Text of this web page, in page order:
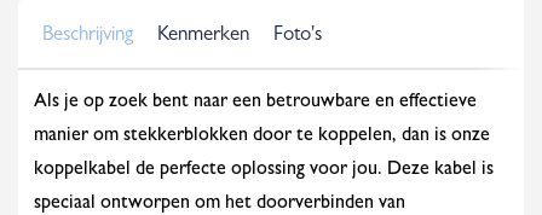
Beschrijving Kenmerken Foto's
Als je op zoek bent naar een betrouwbare en effectieve
manier om stekkerblokken door te koppelen, dan is onze
koppelkabel de perfecte oplossing voor jou. Deze kabel is
speciaal ontworpen om het doorverbinden van